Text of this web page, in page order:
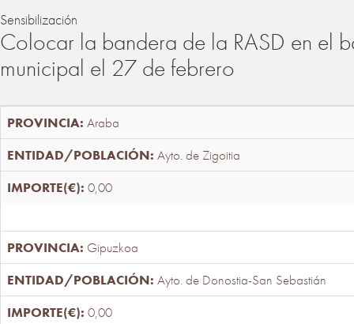
Sensibilización
Colocar la bandera de la RASD en el
municipal el 27 de febrero
Araba
Ayto. de Zigoitia
0,00
Gipuzkoa
Ayto. de Donostia-San Sebastián
0,00